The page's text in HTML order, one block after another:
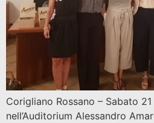
Corigliano Rossano – Sabato
nell’Auditorium Alessandro